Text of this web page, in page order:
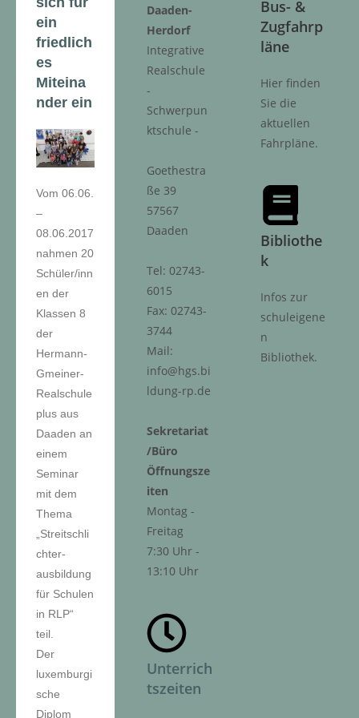
Daaden-
Herdorf
Integrative
Realschule
-
Schwerpun
ktschule -
Goethestra
ße 39
57567
Daaden
Tel: 02743-
6015
Fax: 02743-
3744
Mail:
info@hgs.bi
ldung-rp.de
Sekretariat
/Büro
Öffnungsze
iten
Montag -
Freitag
7:30 Uhr -
13:10 Uhr
Unterrich
tszeiten
ein
friedlich
es
Miteina
nder ein
Vom 06.06.
–
08.06.2017
nahmen 20
Schüler/inn
en der
Klassen 8
der
Hermann-
Gmeiner-
Realschule
plus aus
Daaden an
einem
Seminar
mit dem
Thema
„Streitschli
chter-
ausbildung
für Schulen
in RLP“
teil.
Der
luxemburgi
sche
Diplom
Bus- &
Zugfahrp
läne
Hier finden
Sie die
aktuellen
Fahrpläne.
Bibliothe
k
Infos zur
schuleigene
n
Bibliothek.